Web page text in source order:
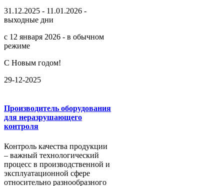
31.12.2025 - 11.01.2026 -
выходные дни
с 12 января 2026 - в обычном
режиме
С Новым годом!
29-12-2025
Производитель оборудования
для неразрушающего
контроля
Контроль качества продукции
– важный технологический
процесс в производственной и
эксплуатационной сфере
относительно разнообразного